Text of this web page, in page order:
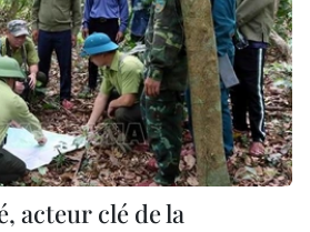
acteur clé de la